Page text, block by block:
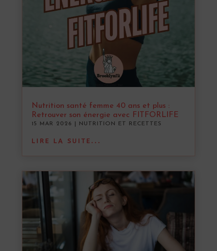
Nutrition santé femme 40 ans et plus :
Retrouver son énergie avec FITFORLIFE
15 MAR 2026 NUTRITION ET RECETTES
LIRE LA SUITE...